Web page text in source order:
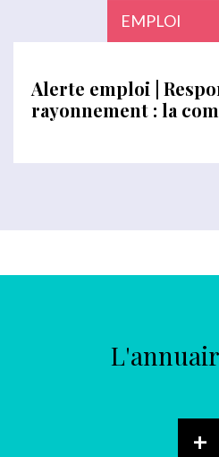
EMPLOI
Alerte emploi |
rayonnement : la
+